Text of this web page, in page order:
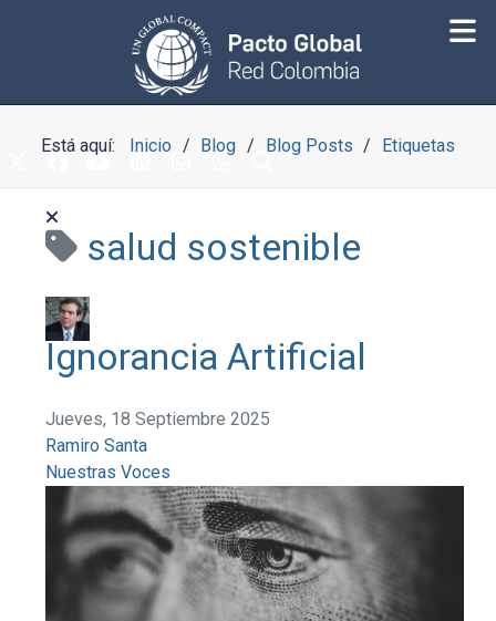
Está aquí: Inicio Blog Blog Posts Etiquetas
salud sostenible
Ignorancia Artificial
Jueves, 18 Septiembre 2025
Ramiro Santa
Nuestras Voces